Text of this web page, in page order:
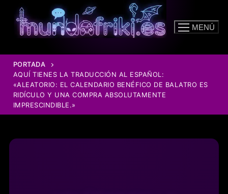
contenido
MENÚ
PORTADA
AQUÍ TIENES LA TRADUCCIÓN AL ESPAÑOL:
«ALEATORIO: EL CALENDARIO BENÉFICO DE BALATRO ES
RIDÍCULO Y UNA COMPRA ABSOLUTAMENTE
IMPRESCINDIBLE.»